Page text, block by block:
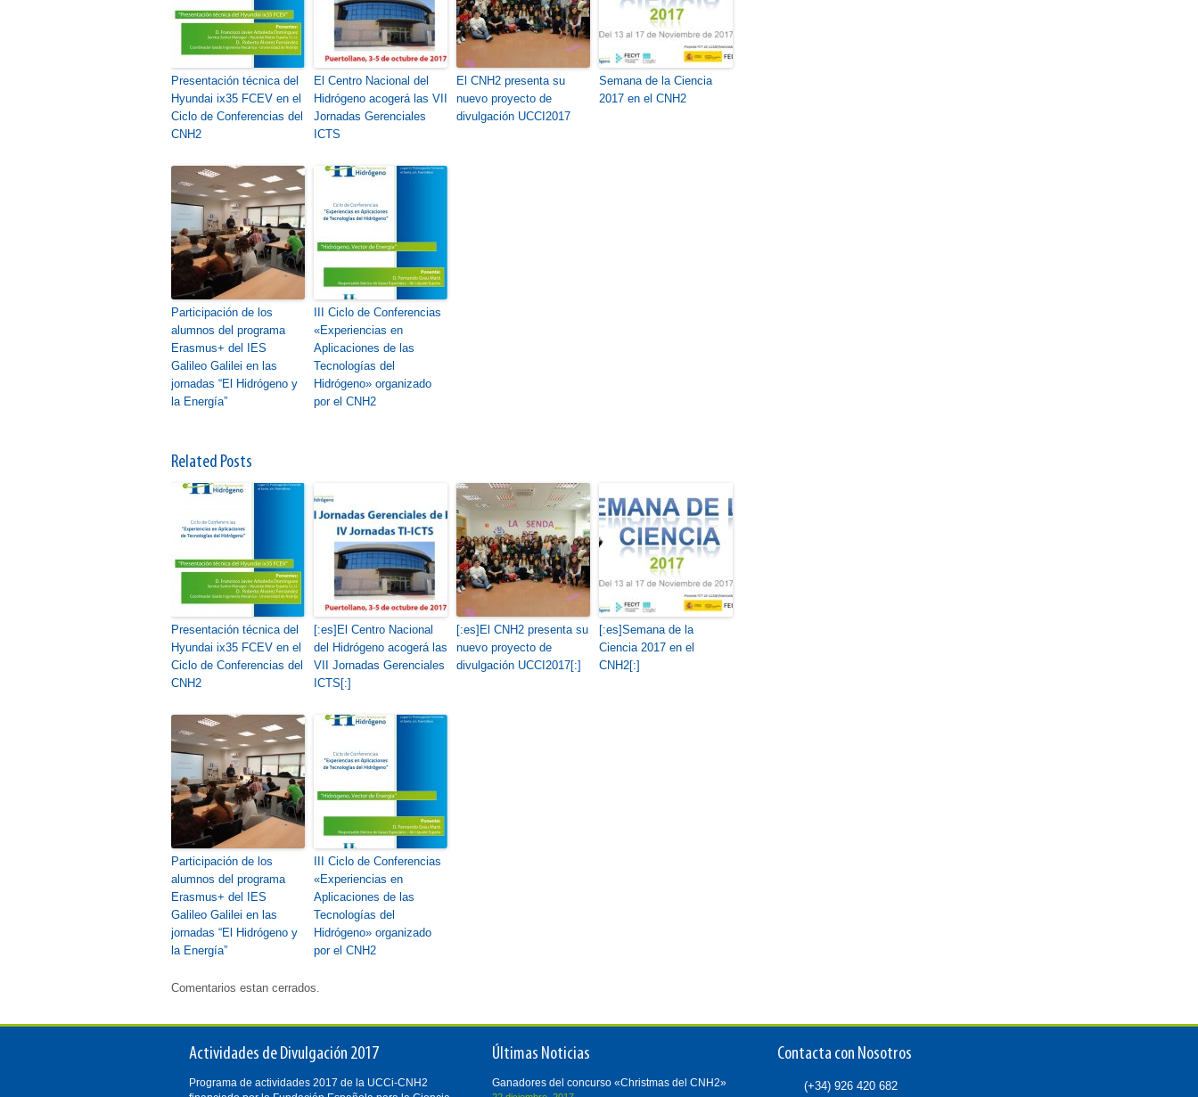
Presentación técnica del
Hyundai ix35 FCEV en el
Ciclo de Conferencias del
CNH2
El Centro Nacional del
Hidrógeno acogerá las VII
Jornadas Gerenciales
ICTS
El CNH2 presenta su
nuevo proyecto de
divulgación UCCI2017
Semana de la Ciencia
2017 en el CNH2
Participación de los
alumnos del programa
Erasmus+ del IES
Galileo Galilei en las
jornadas “El Hidrógeno y
la Energía”
III Ciclo de Conferencias
«Experiencias en
Aplicaciones de las
Tecnologías del
Hidrógeno» organizado
por el CNH2
Related Posts
Presentación técnica del
Hyundai ix35 FCEV en el
Ciclo de Conferencias del
CNH2
[:es]El Centro Nacional
del Hidrógeno acogerá las
VII Jornadas Gerenciales
ICTS[:]
[:es]El CNH2 presenta su
nuevo proyecto de
divulgación UCCI2017[:]
[:es]Semana de la
Ciencia 2017 en el
CNH2[:]
Participación de los
alumnos del programa
Erasmus+ del IES
Galileo Galilei en las
jornadas “El Hidrógeno y
la Energía”
III Ciclo de Conferencias
«Experiencias en
Aplicaciones de las
Tecnologías del
Hidrógeno» organizado
por el CNH2
Comentarios estan cerrados.
Actividades de Divulgación 2017
Programa de actividades 2017 de la UCCi-CNH2
Últimas Noticias
Ganadores del concurso «Christmas del CNH2»
Contacta con Nosotros
(+34) 926 420 682